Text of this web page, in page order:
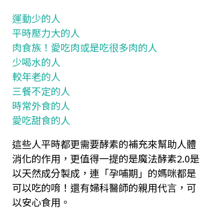
運動少的人
平時壓力大的人
肉食族！愛吃肉或是吃很多肉的人
少喝水的人
較年老的人
三餐不定的人
時常外食的人
愛吃甜食的人
這些人平時都更需要酵素的補充來幫助人體
消化的作用，更值得一提的是魔法酵素2.0是
以天然成分製成，連「孕哺期」的媽咪都是
可以吃的唷！還有婦科醫師的親用代言，可
以安心食用。